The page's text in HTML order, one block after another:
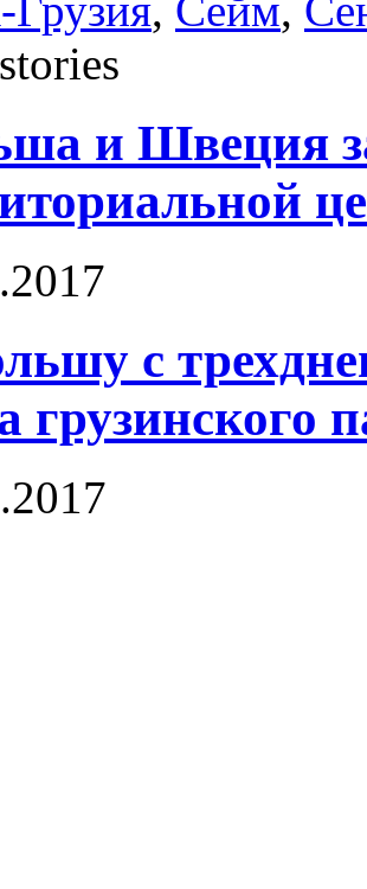
и Швеция
с
грузинского